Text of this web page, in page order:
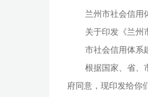
兰州市社会信用
关于印发《兰州
市社会信用体系
根据国家、省、
府同意，现印发给你